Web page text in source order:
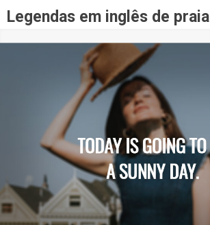
Legendas em inglês de praia